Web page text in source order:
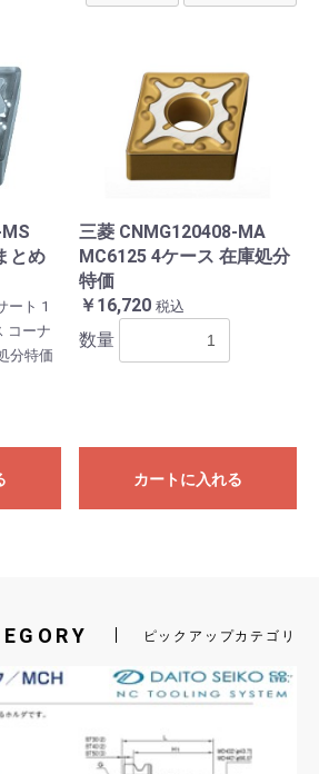
とめ
ート 1
コーナ
分特価
三菱 CNMG120408-MA
MC6125 4ケース 在庫処分
特価
￥16,720 税込
数量
カートに入れる
ピックアップカテゴリ